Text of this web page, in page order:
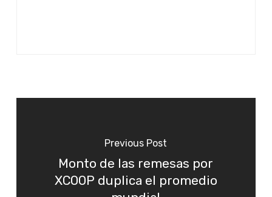
Previous Post
Monto de las remesas por
XCOOP duplica el promedio